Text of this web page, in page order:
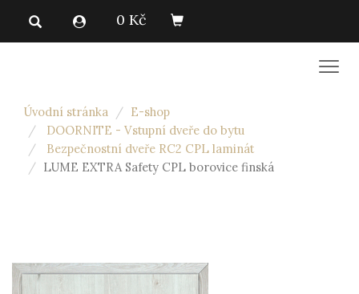
0 Kč
Úvodní stránka
E-shop
DOORNITE - Vstupní dveře do bytu
Bezpečnostní dveře RC2 CPL laminát
LUME EXTRA Safety CPL borovice finská